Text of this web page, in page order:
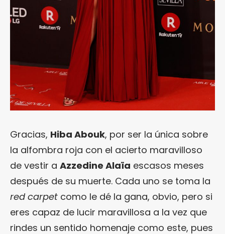
Gracias, Hiba Abouk, por ser la única sobre
la alfombra roja con el acierto maravilloso
de vestir a Azzedine Alaïa escasos meses
después de su muerte. Cada uno se toma la
red carpet como le dé la gana, obvio, pero si
eres capaz de lucir maravillosa a la vez que
rindes un sentido homenaje como este, pues